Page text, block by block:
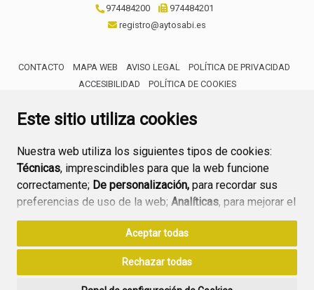
Este sitio utiliza cookies
Nuestra web utiliza los siguientes tipos de cookies:
Técnicas, imprescindibles para que la web funcione
correctamente; De personalización, para recordar sus
preferencias de uso de la web; Analíticas, para mejorar el
funcionamiento de la web y sus servicios.
Si acepta pulsando el botón“Aceptar todas”
consideramos que acepta su uso. Si pulsa el botón
Aceptar todas
Rechazar todas
974484200
974484201
registro@aytosabi.es
CONTACTO MAPA WEB AVISO LEGAL
POLÍTICA DE PRIVACIDAD
ACCESIBILIDAD
POLÍTICA DE COOKIES